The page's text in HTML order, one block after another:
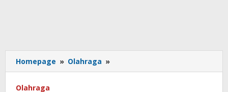
Homepage » Olahraga »
Gebrakan
Olahraga